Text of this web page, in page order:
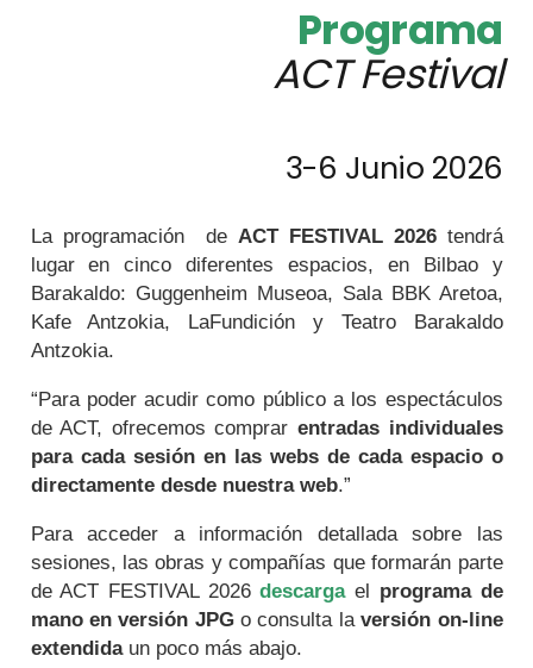
Programa
ACT Festival
3-6 Junio 2026
La programación de ACT FESTIVAL 2026tendrá
lugar en cinco diferentes espacios, en Bilbao y
Barakaldo: Guggenheim Museoa, Sala BBK Aretoa,
Kafe Antzokia, LaFundición y Teatro Barakaldo
Antzokia.
“Para poder acudir como público a los espectáculos
de ACT, ofrecemos comprar entradas individuales
para cada sesión en las webs de cada espacio o
directamente desde nuestra web.”
Para acceder a información detallada sobre las
sesiones, las obras y compañías que formarán parte
de ACT FESTIVAL 2026descargael programa de
mano en versión JPG o consulta laversión on-line
extendidaun poco más abajo.